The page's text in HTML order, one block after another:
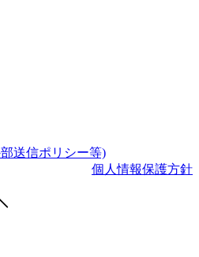
送信ポリシー等)
個人情報保護方針